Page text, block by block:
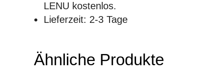
LENU kostenlos.
Lieferzeit: 2-3 Tage
Ähnliche Produkte